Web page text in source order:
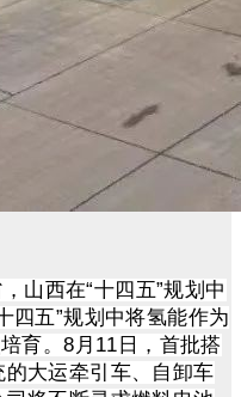
山西在“十四五”规划中
四五”规划中将氢能作为
育。8月11日，首批搭
大运牵引车、自卸车